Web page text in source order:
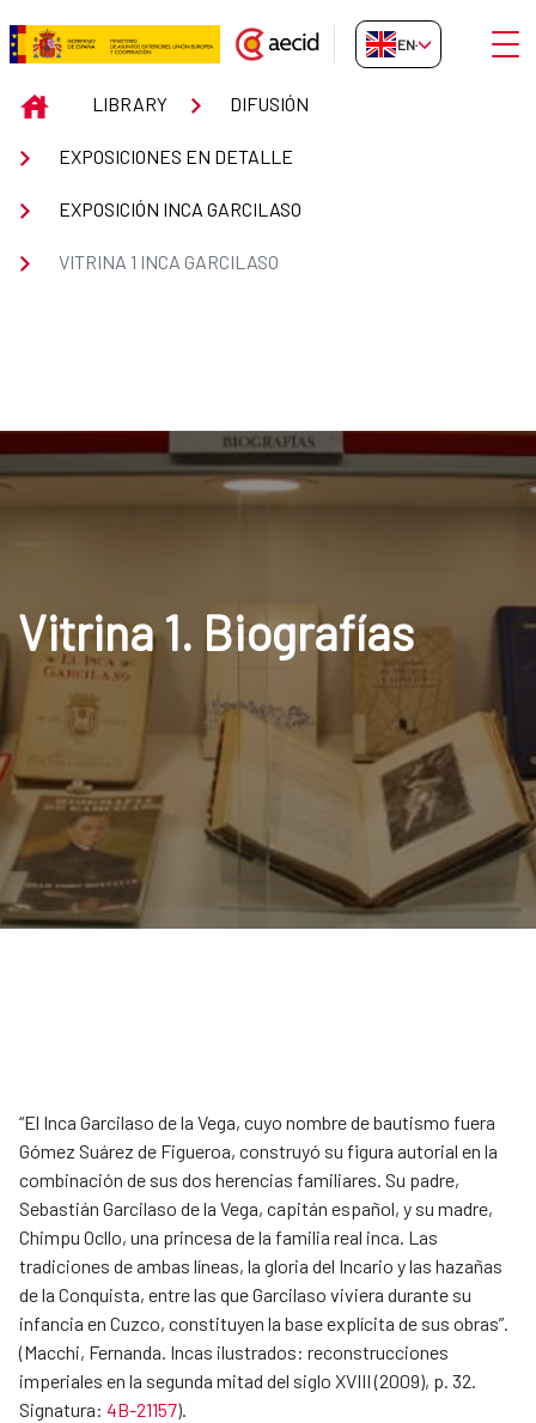
Skip to Main Content
Vitrina 1 Inca Garcilaso
EN-GB
INICIOLIBRARY DIFUSIÓN
EXPOSICIONES EN DETALLE
EXPOSICIÓN INCA GARCILASO
VITRINA 1 INCA GARCILASO
Vitrina 1. Biografías
“El Inca Garcilaso de la Vega, cuyo nombre de bautismo fuera
Gómez Suárez de Figueroa, construyó su figura autorial en la
combinación de sus dos herencias familiares. Su padre,
Sebastián Garcilaso de la Vega, capitán español, y su madre,
Chimpu Ocllo, una princesa de la familia real inca. Las
tradiciones de ambas líneas, la gloria del Incario y las hazañas
de la Conquista, entre las que Garcilaso viviera durante su
infancia en Cuzco, constituyen la base explícita de sus obras”.
(Macchi, Fernanda. Incas ilustrados: reconstrucciones
imperiales en la segunda mitad del siglo XVIII (2009), p. 32.
Signatura: 4B-21157).